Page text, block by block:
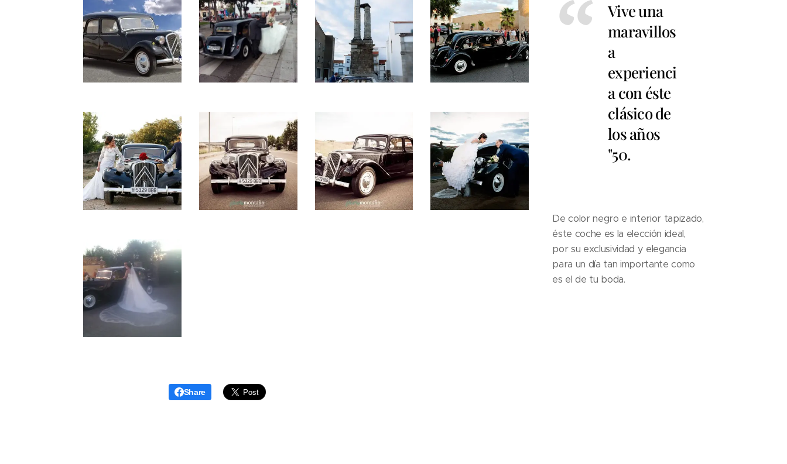
Vive una
maravillos
a
experienci
a con éste
clásico de
los años
"50.
De color negro e interior tapizado,
éste coche es la elección ideal,
por su exclusividad y elegancia
para un día tan importante como
es el de tu boda.
Share